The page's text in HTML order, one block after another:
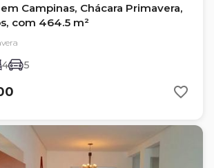
Campinas, Chácara Primavera,
com 464.5 m²
4 5